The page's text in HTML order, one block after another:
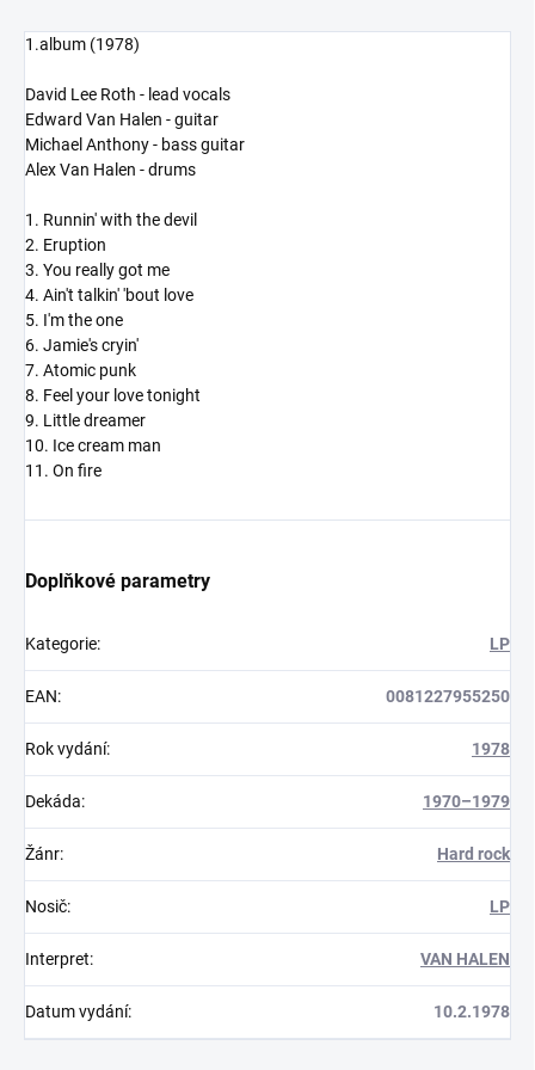
1.album (1978)
David Lee Roth - lead vocals
Edward Van Halen - guitar
Michael Anthony - bass guitar
Alex Van Halen - drums
1. Runnin' with the devil
2. Eruption
3. You really got me
4. Ain't talkin' 'bout love
5. I'm the one
6. Jamie's cryin'
7. Atomic punk
8. Feel your love tonight
9. Little dreamer
10. Ice cream man
11. On fire
Doplňkové parametry
Kategorie: LP
EAN: 0081227955250
Rok vydání: 1978
Dekáda: 1970–1979
Žánr: Hard rock
Nosič: LP
Interpret: VAN HALEN
Datum vydání: 10.2.1978